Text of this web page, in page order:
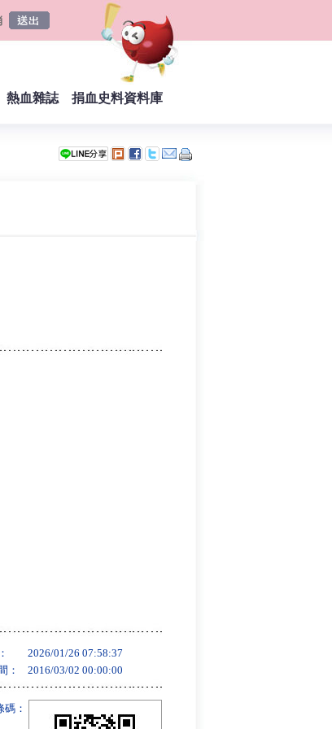
熱血雜誌 捐血史料資料庫
2026/01/26 07:58:37
：
2016/03/02 00:00:00
碼：